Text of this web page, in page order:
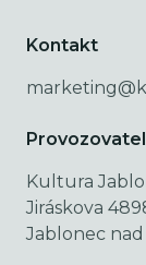
Kontakt
Kultura
Jiráskova
Jablonec nad